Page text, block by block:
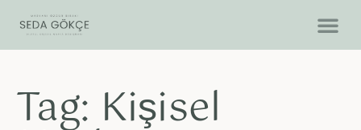
Tag: Kişisel